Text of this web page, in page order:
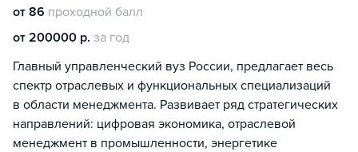
от 86 проходной балл
от 200000 р. за год
Главный управленческий вуз России, предлагает весь
спектр отраслевых и функциональных специализаций
в области менеджмента. Развивает ряд стратегических
направлений: цифровая экономика, отраслевой
менеджмент в промышленности, энергетике